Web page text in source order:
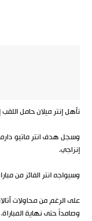
تأهل إنتر ميلان حامل اللقب إلى
وسجل هدف انتر ماتيو
إنزاجي.
وسيواجه انتر الفائز من
على الرغم من محاولات
وصامداً حتى نهاية المباراة.